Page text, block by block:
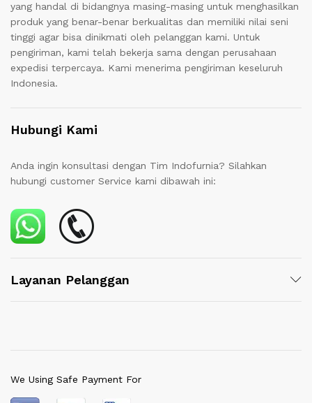
yang handal di bidangnya masing-masing untuk menghasilkan
produk yang benar-benar berkualitas dan memiliki nilai seni
tinggi agar bisa dinikmati oleh pelanggan kami. Untuk
pengiriman, kami telah bekerja sama dengan perusahaan
expedisi terpercaya. Kami menerima pengiriman keseluruh
Indonesia.
Hubungi Kami
Anda ingin konsultasi dengan Tim Indofurnia? Silahkan
hubungi customer Service kami dibawah ini:
Layanan Pelanggan
We Using Safe Payment For